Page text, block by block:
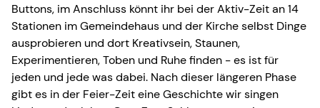
Buttons, im Anschluss könnt ihr bei der Aktiv-Zeit an 14
Stationen im Gemeindehaus und der Kirche selbst Dinge
ausprobieren und dort Kreativsein, Staunen,
Experimentieren, Toben und Ruhe finden - es ist für
jeden und jede was dabei. Nach dieser längeren Phase
gibt es in der Feier-Zeit eine Geschichte wir singen